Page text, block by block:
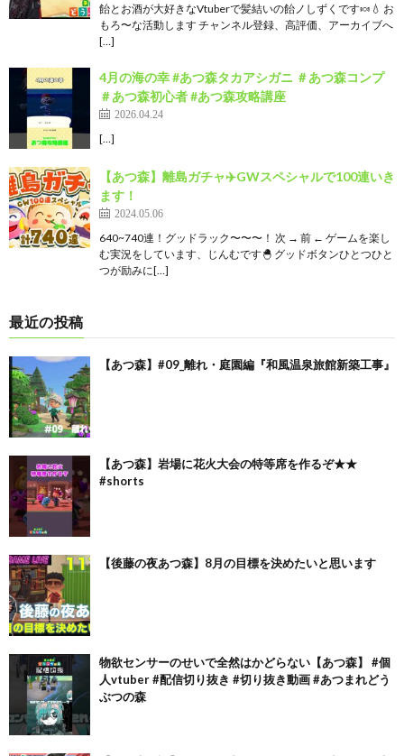
飴とお酒が大好きなVtuberで髪結いの飴ノしずくです🍬💧 お
もろ〜な活動します チャンネル登録、高評価、アーカイブへ
[…]
4月の海の幸 #あつ森タカアシガニ ＃あつ森コンプ
＃あつ森初心者 #あつ森攻略講座
2026.04.24
[…]
【あつ森】離島ガチャ✈️GWスペシャルで100連いき
ます！
2024.05.06
640~740連！グッドラック〜〜〜！ 次 → 前 ← ゲームを楽し
む実況をしています、じんむです🐣 グッドボタンひとつひと
つが励みに[…]
最近の投稿
【あつ森】#09_離れ・庭園編『和風温泉旅館新築工事』
【あつ森】岩場に花火大会の特等席を作るぞ★★
#shorts
【後藤の夜あつ森】8月の目標を決めたいと思います
物欲センサーのせいで全然はかどらない【あつ森】 #個
人vtuber #配信切り抜き #切り抜き動画 #あつまれどう
ぶつの森